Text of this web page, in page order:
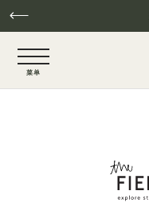
跳至主要内容
菜单